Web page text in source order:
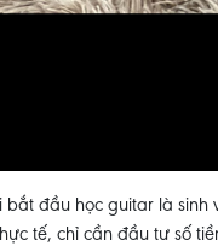
đầu học guitar là sinh
tế, chỉ cần đầu tư số